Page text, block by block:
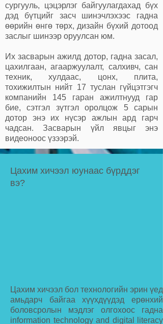
сургууль, цэцэрлэг байгуулагдахад бүх
дэд бүтцийг засч шинэчлэхээс гадна
өөрийн өнгө төрх, дизайн бүхий дотоод
заслыг шинээр оруулсан юм.
Их засварын ажилд дотор, гадна засал,
цахилгаан, агааржуулалт, салхивч, сан
техник, хулдаас, цонх, плита,
тохижилтын нийт 17 туслан гүйцэтгэгч
компанийн 145 гаран ажилтнууд гар
бие, сэтгэл зүтгэл оролцож 5 сарын
дотор энэ их нүсэр ажлын ард гарч
чадсан. Засварын үйл явцыг энэ
видеоноос үзээрэй.
Цахим хичээл юунаас бүрддэг
вэ?
Цахим хичээл бол технологийн эрин үед
амьдарч байгаа хүүхдүүдэд ерөнхий
боловсролын мэдлэг олгохоос гадна
information technology and digital literacy